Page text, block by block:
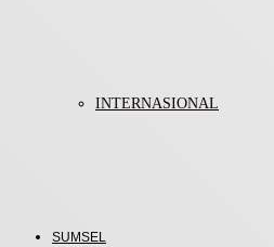
INTERNASIONAL
SUMSEL